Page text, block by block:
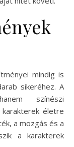
mindig is
sikeréhez. A
színészi
életre
a mozgás és a
a karakterek